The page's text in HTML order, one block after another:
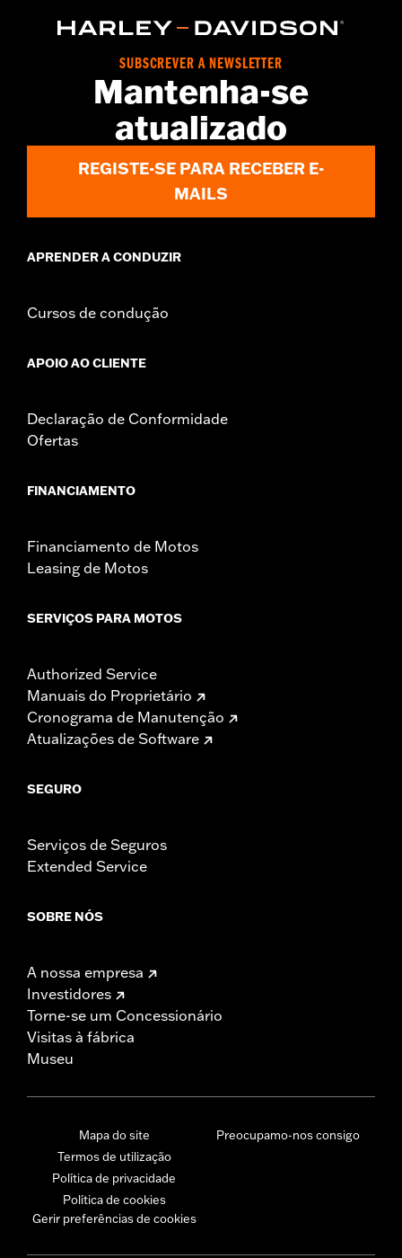
d.com/warrantyfor full details
SUBSCREVER A NEWSLETTER
Mantenha-se
atualizado
REGISTE-SE PARA RECEBER E-
MAILS
APRENDER A CONDUZIR
Cursos de condução
APOIO AO CLIENTE
Declaração de Conformidade
Ofertas
FINANCIAMENTO
Financiamento de Motos
Leasing de Motos
SERVIÇOS PARA MOTOS
Authorized Service
Manuais do Proprietário
Cronograma de Manutenção
Atualizações de Software
SEGURO
Serviços de Seguros
Extended Service
SOBRE NÓS
A nossa empresa
Investidores
Torne-se um Concessionário
Visitas à fábrica
Museu
Mapa do site
Termos de utilização
Política de privacidade
Política de cookies
Gerir preferências de cookies
Preocupamo-nos consigo